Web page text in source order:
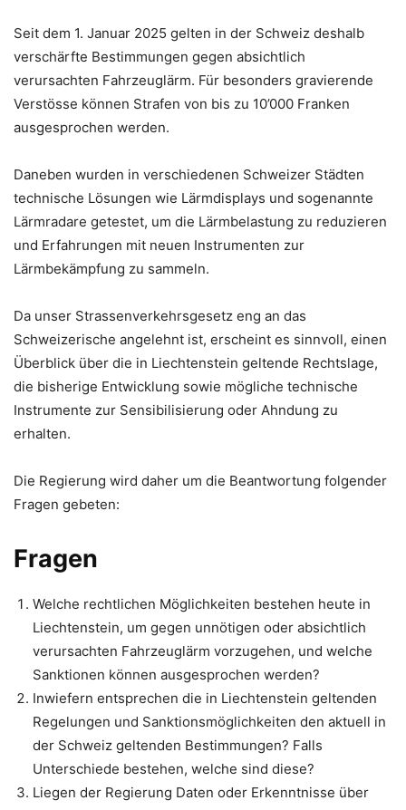
Seit dem 1. Januar 2025 gelten in der Schweiz deshalb
verschärfte Bestimmungen gegen absichtlich
verursachten Fahrzeuglärm. Für besonders gravierende
Verstösse können Strafen von bis zu 10’000 Franken
ausgesprochen werden.
Daneben wurden in verschiedenen Schweizer Städten
technische Lösungen wie Lärmdisplays und sogenannte
Lärmradare getestet, um die Lärmbelastung zu reduzieren
und Erfahrungen mit neuen Instrumenten zur
Lärmbekämpfung zu sammeln.
Da unser Strassenverkehrsgesetz eng an das
Schweizerische angelehnt ist, erscheint es sinnvoll, einen
Überblick über die in Liechtenstein geltende Rechtslage,
die bisherige Entwicklung sowie mögliche technische
Instrumente zur Sensibilisierung oder Ahndung zu
erhalten.
Die Regierung wird daher um die Beantwortung folgender
Fragen gebeten:
Fragen
Welche rechtlichen Möglichkeiten bestehen heute in
Liechtenstein, um gegen unnötigen oder absichtlich
verursachten Fahrzeuglärm vorzugehen, und welche
Sanktionen können ausgesprochen werden?
Inwiefern entsprechen die in Liechtenstein geltenden
Regelungen und Sanktionsmöglichkeiten den aktuell in
der Schweiz geltenden Bestimmungen? Falls
Unterschiede bestehen, welche sind diese?
Liegen der Regierung Daten oder Erkenntnisse über